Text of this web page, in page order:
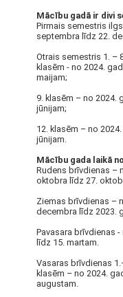
Mācību gadā ir divi
Pirmais semestris
septembra līdz 22.
Otrais semestris 1. –
klasēm - no 2024.
maijam;
9. klasēm – no 2024.
jūnijam;
12. klasēm – no
jūnijam.
Mācību gada laikā
Rudens brīvdienas –
oktobra līdz 27.
Ziemas brīvdienas –
decembra līdz 2023.
Pavasara brīvdienas
līdz 15. martam.
Vasaras brīvdienas
klasēm – no 2024.
augustam.